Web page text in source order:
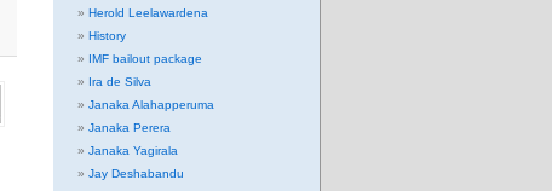
Herold Leelawardena
History
IMF bailout package
Ira de Silva
Janaka Alahapperuma
Janaka Perera
Janaka Yagirala
Jay Deshabandu